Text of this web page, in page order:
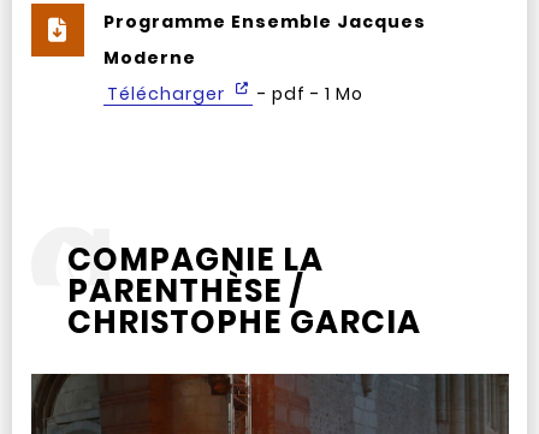
Programme Ensemble Jacques
Moderne
Télécharger
- pdf - 1 Mo
COMPAGNIE LA
PARENTHÈSE /
CHRISTOPHE GARCIA